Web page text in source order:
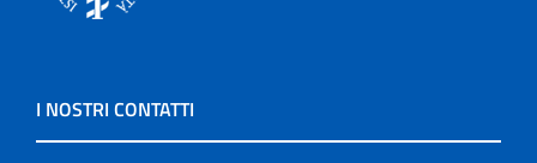
I NOSTRI CONTATTI